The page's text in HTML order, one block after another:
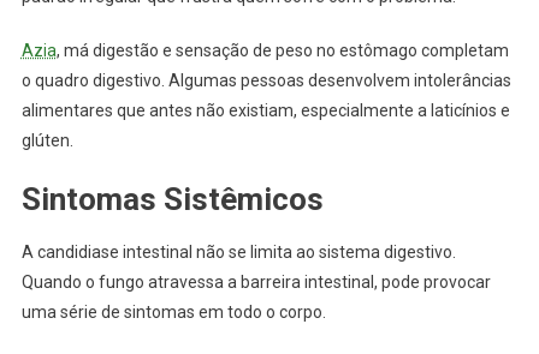
Azia, má digestão e sensação de peso no estômago completam
o quadro digestivo. Algumas pessoas desenvolvem intolerâncias
alimentares que antes não existiam, especialmente a laticínios e
glúten.
Sintomas Sistêmicos
A candidiase intestinal não se limita ao sistema digestivo.
Quando o fungo atravessa a barreira intestinal, pode provocar
uma série de sintomas em todo o corpo.